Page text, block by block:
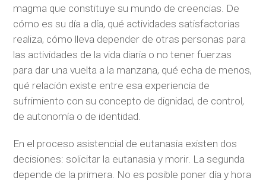
magma que constituye su mundo de creencias. De
cómo es su día a día, qué actividades satisfactorias
realiza, cómo lleva depender de otras personas para
las actividades de la vida diaria o no tener fuerzas
para dar una vuelta a la manzana, qué echa de menos,
qué relación existe entre esa experiencia de
sufrimiento con su concepto de dignidad, de control,
de autonomía o de identidad.
En el proceso asistencial de eutanasia existen dos
decisiones: solicitar la eutanasia y morir. La segunda
depende de la primera. No es posible poner día y hora